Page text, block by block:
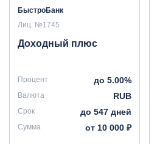
БыстроБанк
Лиц. №1745
Доходный плюс
Процент до 5.00%
Валюта RUB
Срок до 547 дней
Сумма от 10 000 ₽